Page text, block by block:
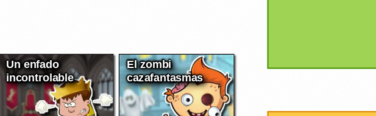
Un enfado
incontrolable
El zombi
cazafantasmas